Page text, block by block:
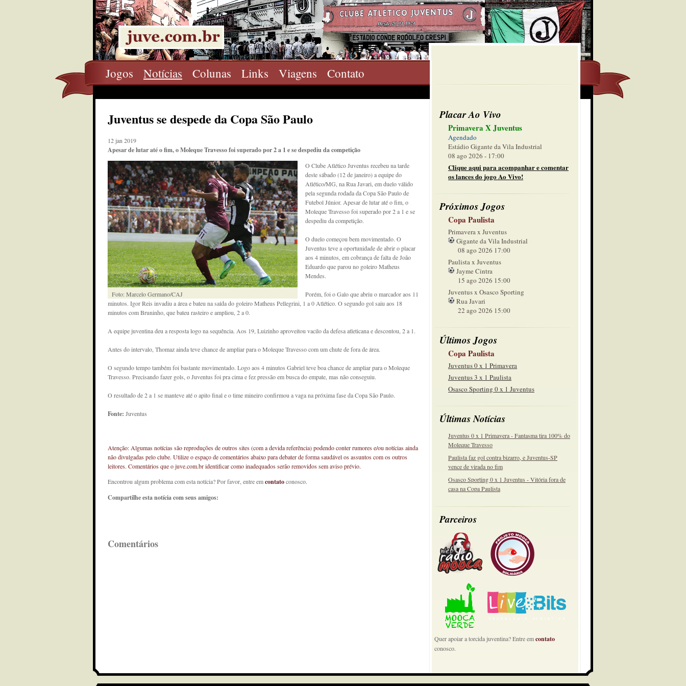
Jogos Notícias Colunas Links Viagens Contato
Placar Ao Vivo
Primavera X Juventus
Agendado
Estádio Gigante da Vila Industrial
08 ago 2026 - 17:00
Clique aqui para acompanhar e comentar
os lances do jogo Ao Vivo!
Próximos Jogos
Copa Paulista
Primavera x Juventus
Gigante da Vila Industrial
08 ago 2026 17:00
Paulista x Juventus
Jayme Cintra
15 ago 2026 15:00
Juventus x Osasco Sporting
Rua Javari
22 ago 2026 15:00
Últimos Jogos
Copa Paulista
Juventus 0 x 1 Primavera
Juventus 3 x 1 Paulista
Osasco Sporting 0 x 1 Juventus
Últimas Notícias
Juventus 0 x 1 Primavera - Fantasma tira 100% do
Moleque Travesso
Paulista faz gol contra bizarro, e Juventus-SP
vence de virada no fim
Osasco Sporting 0 x 1 Juventus - Vitória fora de
casa na Copa Paulista
Parceiros
Quer apoiar a torcida juventina? Entre emcontato
conosco.
Juventus se despede da Copa São Paulo
12 jan 2019
Apesar de lutar até o fim, o Moleque Travesso foi superado por 2 a 1 e se despediu da competição
Foto: Marcelo Germano/CAJ
O Clube Atlético Juventus recebeu na tarde
deste sábado (12 de janeiro) a equipe do
Atlético/MG, na Rua Javari, em duelo válido
pela segunda rodada da Copa São Paulo de
Futebol Júnior. Apesar de lutar até o fim, o
Moleque Travesso foi superado por 2 a 1 e se
despediu da competição.
O duelo começou bem movimentado. O
Juventus teve a oportunidade de abrir o placar
aos 4 minutos, em cobrança de falta de João
Eduardo que parou no goleiro Matheus
Mendes.
Porém, foi o Galo que abriu o marcador aos 11
minutos. Igor Reis invadiu a área e bateu na saída do goleiro Matheus Pellegrini, 1 a 0 Atlético. O segundo gol saiu aos 18
minutos com Bruninho, que bateu rasteiro e ampliou, 2 a 0.
A equipe juventina deu a resposta logo na sequência. Aos 19, Luizinho aproveitou vacilo da defesa atleticana e descontou, 2 a 1.
Antes do intervalo, Thomaz ainda teve chance de ampliar para o Moleque Travesso com um chute de fora de área.
O segundo tempo também foi bastante movimentado. Logo aos 4 minutos Gabriel teve boa chance de ampliar para o Moleque
Travesso. Precisando fazer gols, o Juventus foi pra cima e fez pressão em busca do empate, mas não conseguiu.
O resultado de 2 a 1 se manteve até o apito final e o time mineiro confirmou a vaga na próxima fase da Copa São Paulo.
Fonte: Juventus
Atenção: Algumas notícias são reproduções de outros sites (com a devida referência) podendo conter rumores e/ou notícias ainda
não divulgadas pelo clube. Utilize o espaço de comentários abaixo para debater de forma saudável os assuntos com os outros
leitores. Comentários que o juve.com.br identificar como inadequados serão removidos sem aviso prévio.
Encontrou algum problema com esta notícia? Por favor, entre emcontatoconosco.
Compartilhe esta notícia com seus amigos:
Comentários